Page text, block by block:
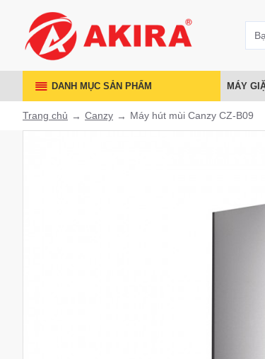
DANH MỤC SẢN PHẨM MÁY
Trang chủ Canzy Máy hút mùi Canzy CZ-B09